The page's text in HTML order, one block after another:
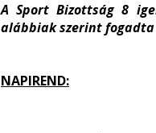
A Sport Bizottság 8
alábbiak szerint
NAPIREND: